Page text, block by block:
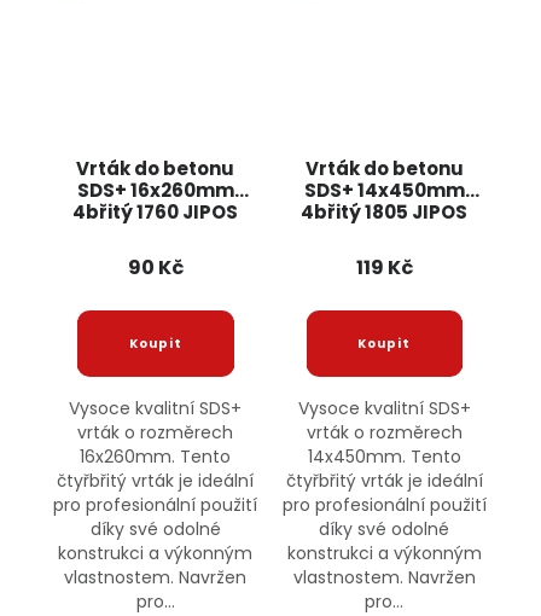
Vrták do betonu
SDS+ 16x260mm
4břitý 1760 JIPOS
90 Kč
Vysoce kvalitní SDS+
vrták o rozměrech
16x260mm. Tento
čtyřbřitý vrták je ideální
pro profesionální použití
díky své odolné
konstrukci a výkonným
vlastnostem. Navržen
pro...
Vrták do betonu
SDS+ 14x450mm
4břitý 1805 JIPOS
119 Kč
Vysoce kvalitní SDS+
vrták o rozměrech
14x450mm. Tento
čtyřbřitý vrták je ideální
pro profesionální použití
díky své odolné
konstrukci a výkonným
vlastnostem. Navržen
pro...